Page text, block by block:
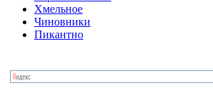
Хмельное
Чиновники
Пикантно